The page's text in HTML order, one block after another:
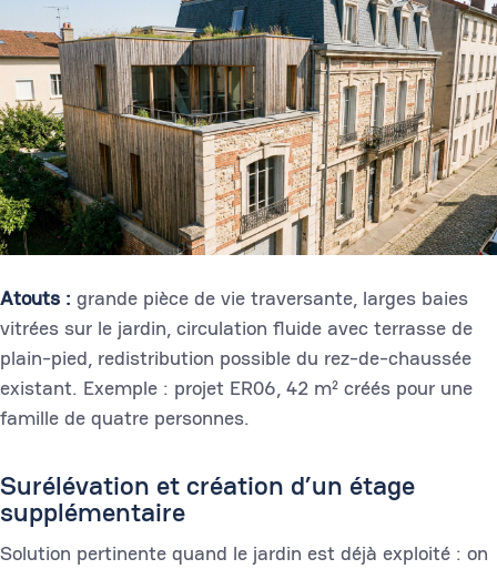
Atouts : grande pièce de vie traversante, larges baies
vitrées sur le jardin, circulation fluide avec terrasse de
plain-pied, redistribution possible du rez-de-chaussée
existant. Exemple : projet ER06, 42 m² créés pour une
famille de quatre personnes.
Surélévation et création d’un étage
supplémentaire
Solution pertinente quand le jardin est déjà exploité : on